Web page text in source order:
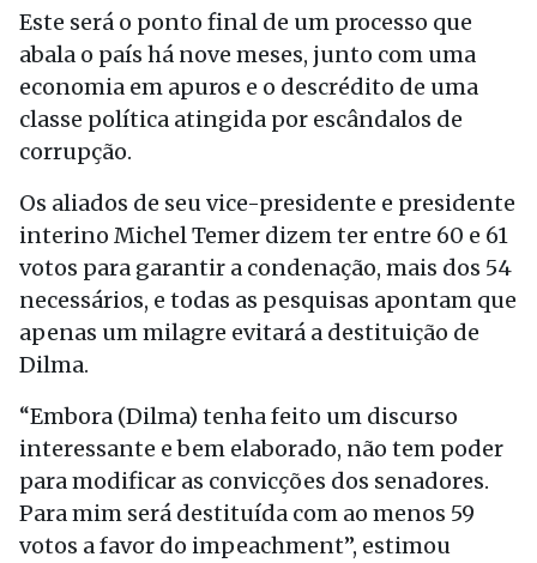
Este será o ponto final de um processo que
abala o país há nove meses, junto com uma
economia em apuros e o descrédito de uma
classe política atingida por escândalos de
corrupção.
Os aliados de seu vice-presidente e presidente
interino Michel Temer dizem ter entre 60 e 61
votos para garantir a condenação, mais dos 54
necessários, e todas as pesquisas apontam que
apenas um milagre evitará a destituição de
Dilma.
“Embora (Dilma) tenha feito um discurso
interessante e bem elaborado, não tem poder
para modificar as convicções dos senadores.
Para mim será destituída com ao menos 59
votos a favor do impeachment”, estimou